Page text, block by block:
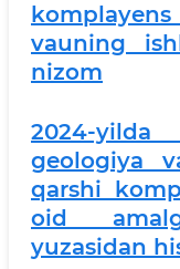
vauning
nizom
2024-
geologiya
qarshi
oid
yuzasidan